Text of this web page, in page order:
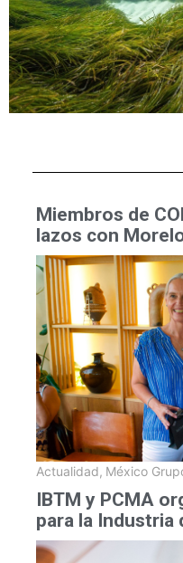
Miembros de
lazos con
Actualidad, México
IBTM y PCMA
para la Industria